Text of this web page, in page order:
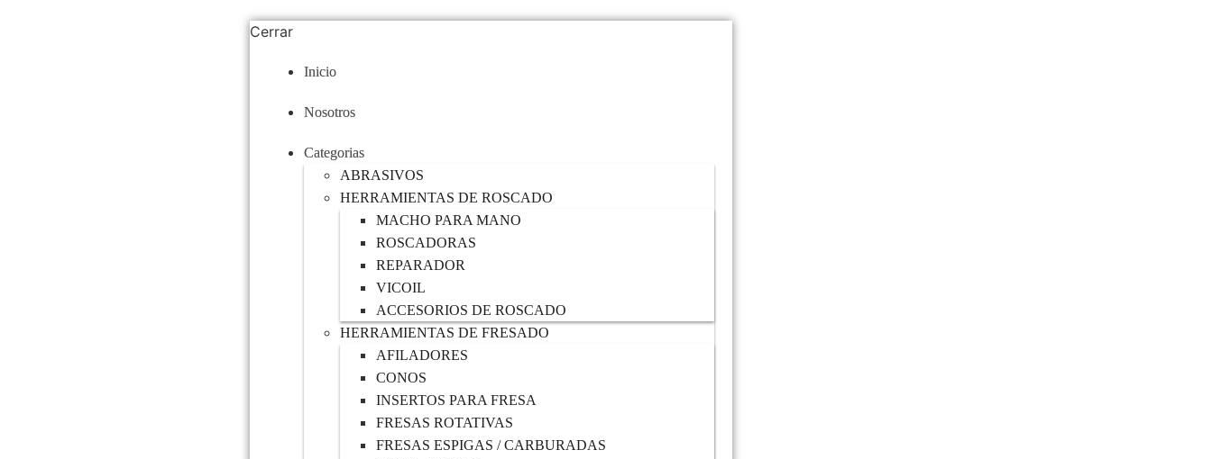
Cerrar
Inicio
Nosotros
Categorias
ABRASIVOS
HERRAMIENTAS DE ROSCADO
MACHO PARA MANO
ROSCADORAS
REPARADOR
VICOIL
ACCESORIOS DE ROSCADO
HERRAMIENTAS DE FRESADO
AFILADORES
CONOS
INSERTOS PARA FRESA
FRESAS ROTATIVAS
FRESAS ESPIGAS / CARBURADAS